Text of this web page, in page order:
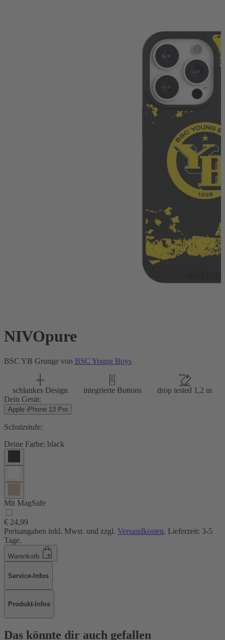
NIVOpure
BSC YB Grunge von BSC Young Boys
schlankes Design integrierte Buttons
drop tested 1,2 m
Dein Gerät:
Apple iPhone 13 Pro
Schutzstufe:
Deine Farbe: black
Mit MagSafe
€ 24,99
Preisangaben inkl. Mwst. und zzgl. Versandkosten. Lieferzeit: 3-5
Tage.
Warenkorb
Service-Infos
Produkt-Infos
Das könnte dir auch gefallen